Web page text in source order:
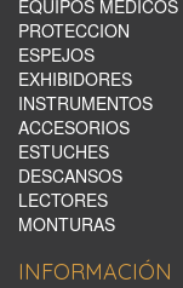
EQUIPOS MEDICOS
PROTECCION
ESPEJOS
EXHIBIDORES
INSTRUMENTOS
ACCESORIOS
ESTUCHES
DESCANSOS
LECTORES
MONTURAS
INFORMACIÓN